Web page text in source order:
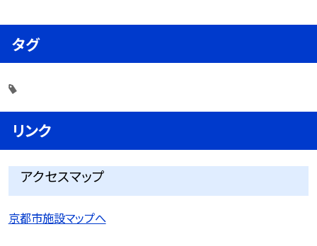
タグ
リンク
アクセスマップ
京都市施設マップへ